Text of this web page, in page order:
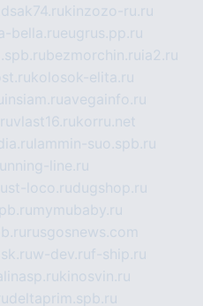
kinzozo-ru.ru
bella.rueugrus.pp.ru
bezmorchin.ru ia2.ru
kolosok-elita.ru
insiam.ruavegainfo.ru
vlast16.rukorru.net
lammin-suo.spb.ru
running-line.ru
rust-loco.rudugshop.ru
mymubaby.ru
rusgosnews.com
w-dev.ruf-ship.ru
kinosvin.ru
deltaprim.spb.ru